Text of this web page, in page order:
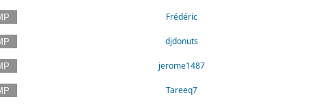
Frédéric
djdonuts
jerome1487
Tareeq7